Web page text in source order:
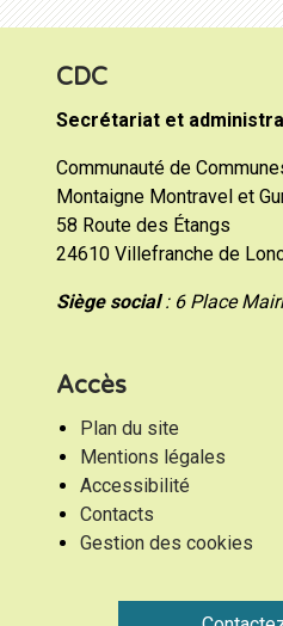
CDC
Secrétariat et
Communauté de
Montaigne Montravel et
58 Route des Étangs
24610 Villefranche de
Siège social: 6 Place
Accès
Plan du site
Mentions légales
Accessibilité
Contacts
Gestion des cookies